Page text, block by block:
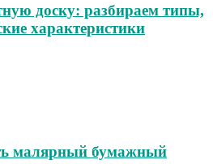
доску: разбираем типы,
характеристики
малярный бумажный